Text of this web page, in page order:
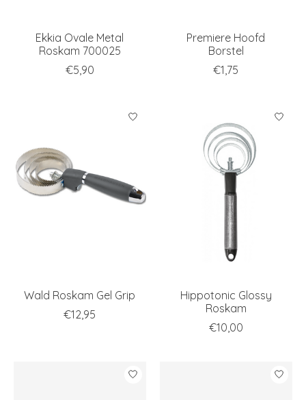
Ekkia Ovale Metal
Roskam 700025
€5,90
Premiere Hoofd
Borstel
€1,75
Wald Roskam Gel Grip
€12,95
Hippotonic Glossy
Roskam
€10,00